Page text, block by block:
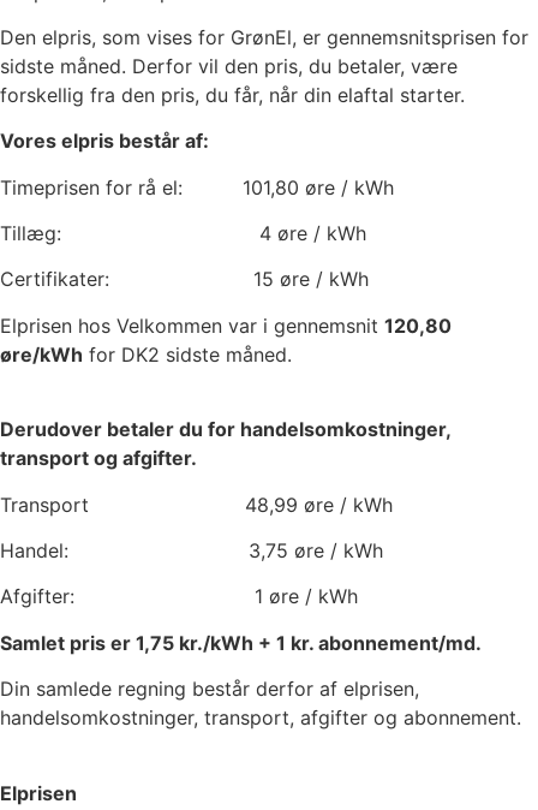
Den elpris, som vises for GrønEl, er gennemsnitsprisen for
sidste måned. Derfor vil den pris, du betaler, være
forskellig fra den pris, du får, når din elaftal starter.
Vores elpris består af:
Timeprisen for rå el: 101,80 øre / kWh
Tillæg: 4 øre / kWh
Certifikater: 15 øre / kWh
Elprisen hos Velkommen var i gennemsnit 120,80
øre/kWh for DK2 sidste måned.
Derudover betaler du for handelsomkostninger,
transport og afgifter.
Transport 48,99 øre / kWh
Handel: 3,75 øre / kWh
Afgifter: 1 øre / kWh
Samlet pris er 1,75 kr./kWh + 1 kr. abonnement/md.
Din samlede regning består derfor af elprisen,
handelsomkostninger, transport, afgifter og abonnement.
Elprisen